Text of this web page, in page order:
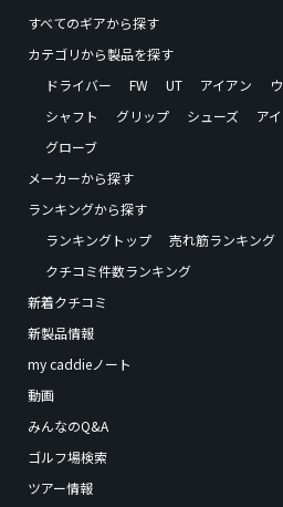
すべてのギアから探す
カテゴリから製品を探す
ドライバー
FW UT アイアン
シャフト
グリップ シューズ ア
グローブ
メーカーから探す
ランキングから探す
ランキングトップ
売れ筋ランキング
クチコミ件数ランキング
新着クチコミ
新製品情報
my caddieノート
動画
みんなのQ&A
ゴルフ場検索
ツアー情報